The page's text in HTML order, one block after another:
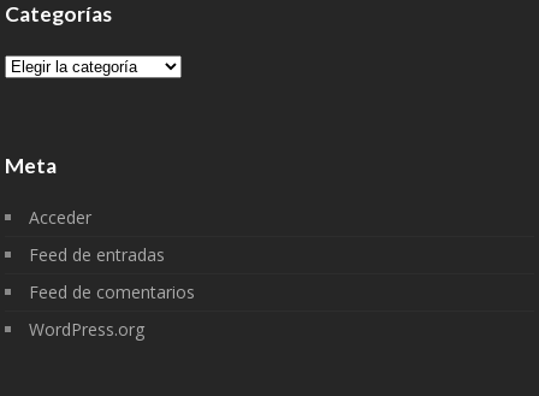
Categorías
Categorías
Meta
Acceder
Feed de entradas
Feed de comentarios
WordPress.org